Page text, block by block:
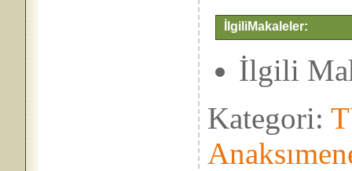
İlgiliMakaleler:
İlgili
Kategori: